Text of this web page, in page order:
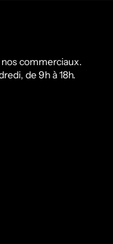
commerciaux.
de 9h à 18h.